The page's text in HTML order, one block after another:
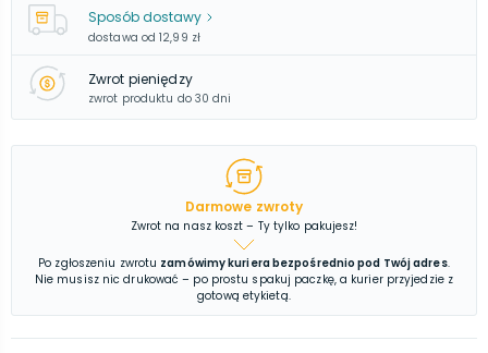
Sposób dostawy
dostawa od 12,99 zł
Zwrot pieniędzy
zwrot produktu do 30 dni
Darmowe zwroty
Zwrot na nasz koszt – Ty tylko pakujesz!
Po zgłoszeniu zwrotu zamówimy kuriera bezpośrednio pod Twój adres.
Nie musisz nic drukować – po prostu spakuj paczkę, a kurier przyjedzie z
gotową etykietą.